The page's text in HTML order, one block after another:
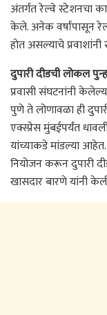
अंतर्गत रेल्वे स्टेशनचा
केले. अनेक वर्षांपासून
होत असल्याचे प्रवाशांनी
दुपारी दीडची लोकल
प्रवासी संघटनांनी
पुणे ते लोणावळा ही
एक्स्प्रेस मुंबईपर्यंत
यांच्याकडे मांडल्या
नियोजन करून दुपारी
खासदार बारणे यांनी